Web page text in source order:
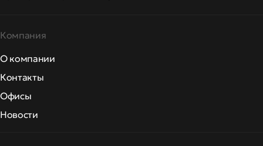
Компания
О компании
Контакты
Офисы
Новости